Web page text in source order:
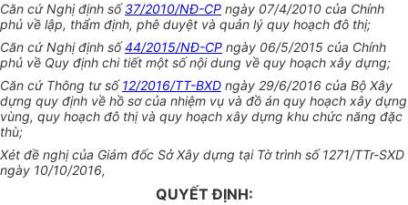
Căn cứ Nghị định số37/2010/NĐ-CP ngày 07/4/2010 của Chính
phủ về lập, thẩm định, phê duyệt và quản lý quy hoạch đô thị;
Căn cứ Nghị định số44/2015/NĐ-CP ngày 06/5/2015 của Chính
phủ về Quy định chi tiết một số nội dung về quy hoạch xây dựng;
Căn cứ Thông tư số12/2016/TT-BXD ngày 29/6/2016 của Bộ Xây
dựng quy định về hồ sơ của nhiệm vụ và đồ án quy hoạch xây dựng
vùng, quy hoạch đô thị và quy hoạch xây dựng khu chức năng đặc
thù;
Xét đề nghị của Giám đốc Sở Xây dựng tại Tờ trình số 1271/TTr-SXD
ngày 10/10/2016,
QUYẾT ĐỊNH: